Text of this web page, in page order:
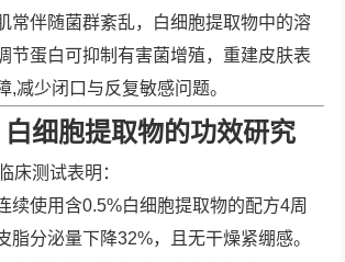
常伴随菌群紊乱，白细胞提取物中的溶
节蛋白可抑制有害菌增殖，重建皮肤表
,减少闭口与反复敏感问题。
细胞提取物的功效研究
床测试表明：
续使用含0.5%白细胞提取物的配方4周
脂分泌量下降32%，且无干燥紧绷感。